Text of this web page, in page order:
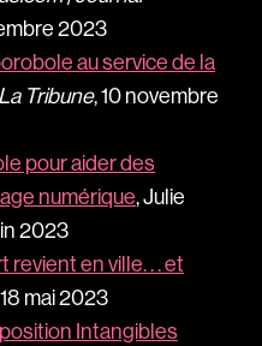
2023
au service de la
La Tribune, 10 novembre
pour aider des
numérique, Julie
2023
en ville. . . et
mai 2023
Intangibles